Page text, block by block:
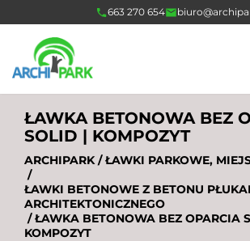
663 270 654
ŁAWKA BETONOWA BEZ
SOLID | KOMPOZYT
ARCHIPARK/ŁAWKI PARKOWE,
/
ŁAWKI BETONOWE Z BETONU
ARCHITEKTONICZNEGO
/ ŁAWKA BETONOWA BEZ OPARCIA
KOMPOZYT